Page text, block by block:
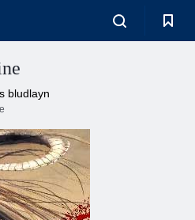
bludlayn